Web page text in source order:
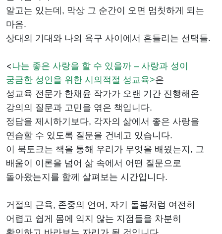
알고는 있는데, 막상 그 순간이 오면 멈칫하게 되는
마음.
상대의 기대와 나의 욕구 사이에서 흔들리는 선택들.
< 나는 좋은 사랑을 할 수 있을까 – 사랑과 성이
궁금한 성인을 위한 시의적절 성교육>은
성교육 전문가 한채윤 작가가 오랜 기간 진행해온
강의의 질문과 고민을 엮은 책입니다.
정답을 제시하기보다, 각자의 삶에서 좋은 사랑을
연습할 수 있도록 질문을 건네고 있습니다.
이 북토크는 책을 통해 우리가 무엇을 배웠는지, 그
배움이 이론을 넘어 삶 속에서 어떤 질문으로
돌아왔는지를 함께 살펴보는 시간입니다.
거절의 근육, 존중의 언어, 자기 돌봄처럼 여전히
어렵고 쉽게 몸에 익지 않는 지점들을 차분히